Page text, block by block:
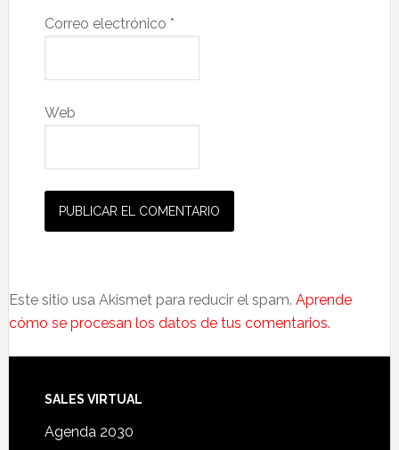
Correo electrónico *
Web
Este sitio usa Akismet para reducir el spam. Aprende
cómo se procesan los datos de tus comentarios.
SALES VIRTUAL
Agenda 2030